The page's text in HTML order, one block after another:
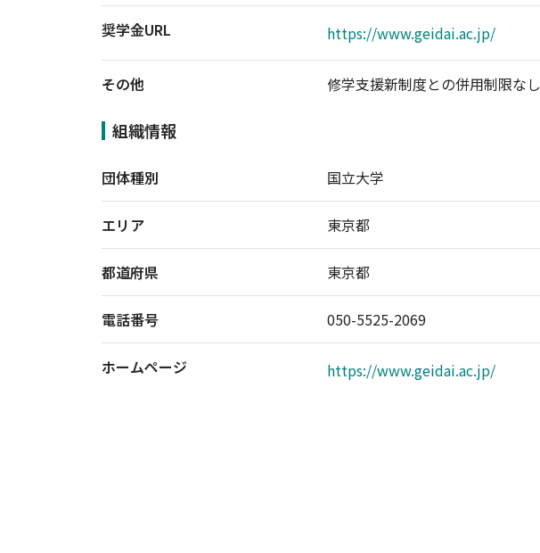
奨学金URL https://www.geidai.ac.jp/
その他 修学支援新制度との併用制限なし
組織情報
団体種別 国立大学
エリア 東京都
都道府県 東京都
電話番号 050-5525-2069
ホームページ https://www.geidai.ac.jp/